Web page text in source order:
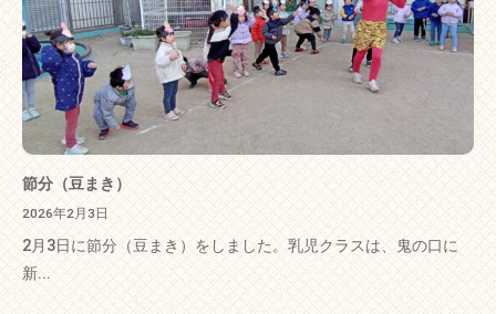
節分（豆まき）
2026年2月3日
2月3日に節分（豆まき）をしました。乳児クラスは、鬼の口に
新...